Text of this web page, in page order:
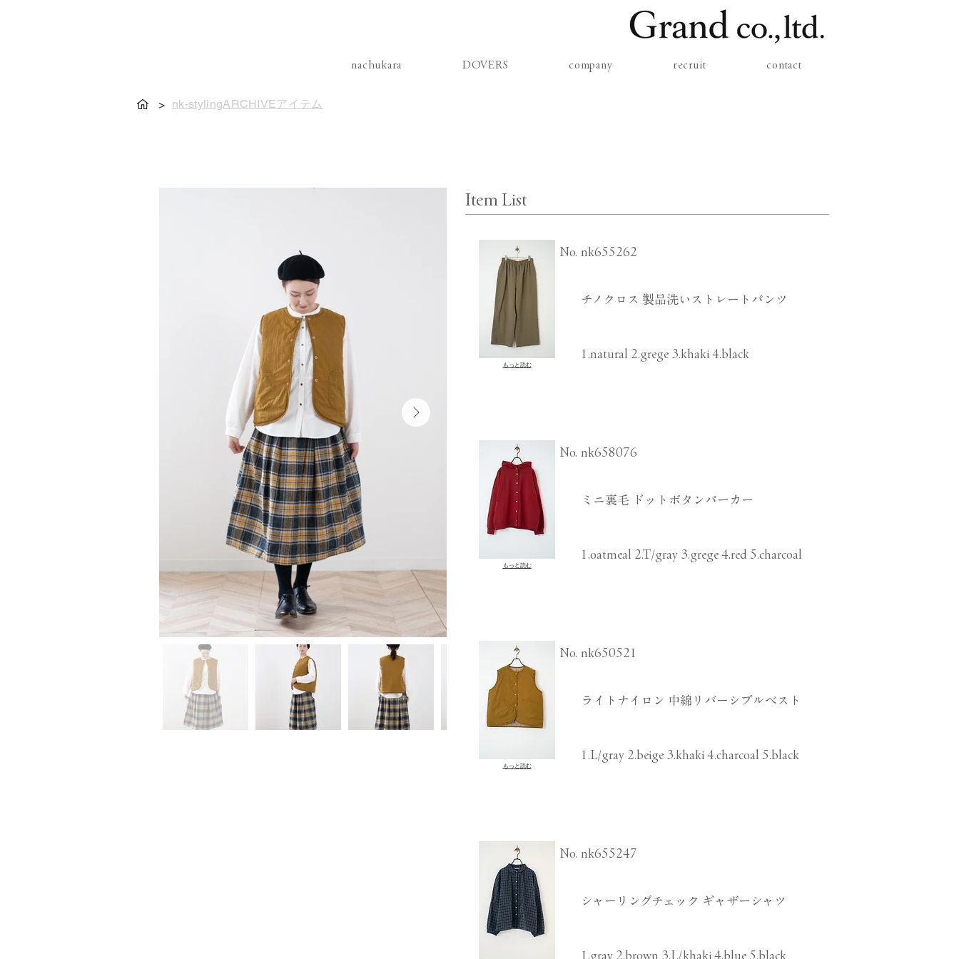
nachukara DOVERS company recruit contact
> nk-stylingARCHIVEアイテム
Item List
もっと読む
​No. nk655262
チノクロス 製品洗いストレートパンツ
1.natural 2.grege 3.khaki 4.black
もっと読む
​No. nk658076
ミニ裏毛 ドットボタンパーカー
1.oatmeal 2.T/gray 3.grege 4.red 5.charcoal
もっと読む
​No. nk650521
ライトナイロン 中綿リバーシブルベスト
1.L/gray 2.beige 3.khaki 4.charcoal 5.black
​No. nk655247
シャーリングチェック ギャザーシャツ
1.gray 2.brown 3.L/khaki 4.blue 5.black